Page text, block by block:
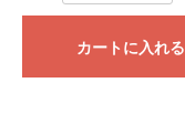
カートに入れる